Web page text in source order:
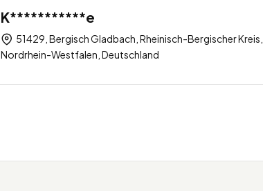
K***********e
51429, Bergisch Gladbach, Rheinisch-Bergischer Kreis,
Nordrhein-Westfalen, Deutschland